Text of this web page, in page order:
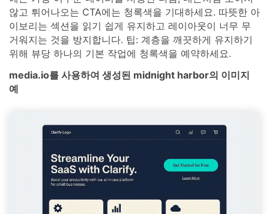
않고 튀어나오는 CTA에는 청록색을 기대하세요. 따뜻한 아
이보리는 섹션을 읽기 쉽게 유지하고 레이아웃이 너무 무
거워지는 것을 방지합니다. 팁: 계층을 깨끗하게 유지하기
위해 뷰당 하나의 기본 작업에 청록색을 예약하세요.
media.io를 사용하여 생성된 midnight harbor의 이미지
예